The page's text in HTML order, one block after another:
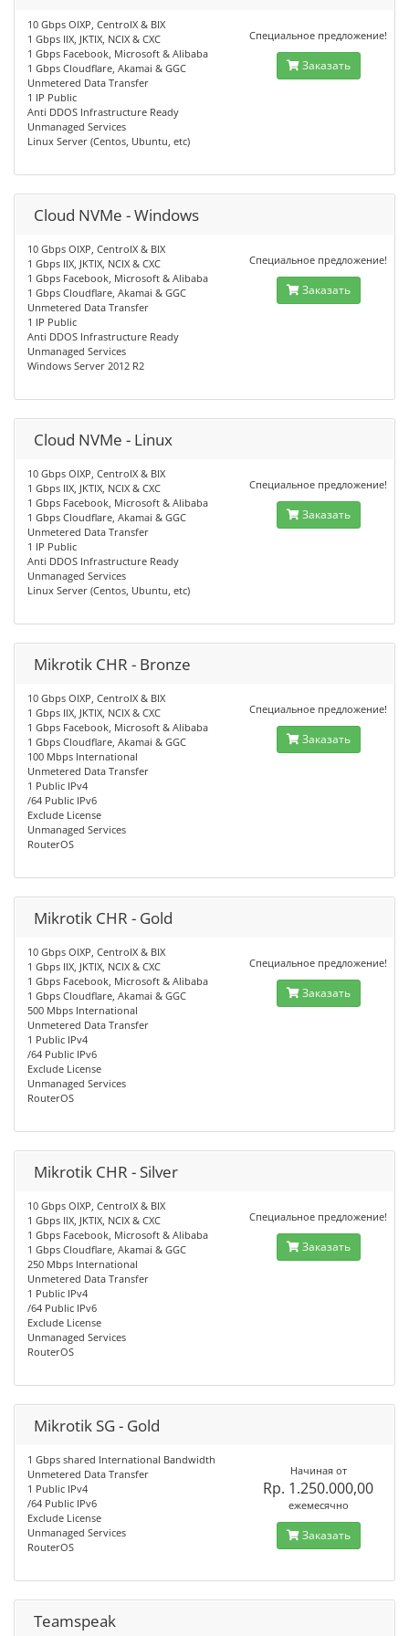
10 Gbps OIXP, CentroIX & BIX
1 Gbps IIX, JKTIX, NCIX & CXC
1 Gbps Facebook, Microsoft & Alibaba
1 Gbps Cloudflare, Akamai & GGC
Unmetered Data Transfer
1 IP Public
Anti DDOS Infrastructure Ready
Unmanaged Services
Linux Server (Centos, Ubuntu, etc)
Специальное предложение!
Заказать
Cloud NVMe - Windows
10 Gbps OIXP, CentroIX & BIX
1 Gbps IIX, JKTIX, NCIX & CXC
1 Gbps Facebook, Microsoft & Alibaba
1 Gbps Cloudflare, Akamai & GGC
Unmetered Data Transfer
1 IP Public
Anti DDOS Infrastructure Ready
Unmanaged Services
Windows Server 2012 R2
Специальное предложение!
Заказать
Cloud NVMe - Linux
10 Gbps OIXP, CentroIX & BIX
1 Gbps IIX, JKTIX, NCIX & CXC
1 Gbps Facebook, Microsoft & Alibaba
1 Gbps Cloudflare, Akamai & GGC
Unmetered Data Transfer
1 IP Public
Anti DDOS Infrastructure Ready
Unmanaged Services
Linux Server (Centos, Ubuntu, etc)
Специальное предложение!
Заказать
Mikrotik CHR - Bronze
10 Gbps OIXP, CentroIX & BIX
1 Gbps IIX, JKTIX, NCIX & CXC
1 Gbps Facebook, Microsoft & Alibaba
1 Gbps Cloudflare, Akamai & GGC
100 Mbps International
Unmetered Data Transfer
1 Public IPv4
/64 Public IPv6
Exclude License
Unmanaged Services
RouterOS
Специальное предложение!
Заказать
Mikrotik CHR - Gold
10 Gbps OIXP, CentroIX & BIX
1 Gbps IIX, JKTIX, NCIX & CXC
1 Gbps Facebook, Microsoft & Alibaba
1 Gbps Cloudflare, Akamai & GGC
500 Mbps International
Unmetered Data Transfer
1 Public IPv4
/64 Public IPv6
Exclude License
Unmanaged Services
RouterOS
Специальное предложение!
Заказать
Mikrotik CHR - Silver
10 Gbps OIXP, CentroIX & BIX
1 Gbps IIX, JKTIX, NCIX & CXC
1 Gbps Facebook, Microsoft & Alibaba
1 Gbps Cloudflare, Akamai & GGC
250 Mbps International
Unmetered Data Transfer
1 Public IPv4
/64 Public IPv6
Exclude License
Unmanaged Services
RouterOS
Специальное предложение!
Заказать
Mikrotik SG - Gold
1 Gbps shared International Bandwidth
Unmetered Data Transfer
1 Public IPv4
/64 Public IPv6
Exclude License
Unmanaged Services
RouterOS
Начиная от
Rp. 1.250.000,00
ежемесячно
Заказать
Teamspeak